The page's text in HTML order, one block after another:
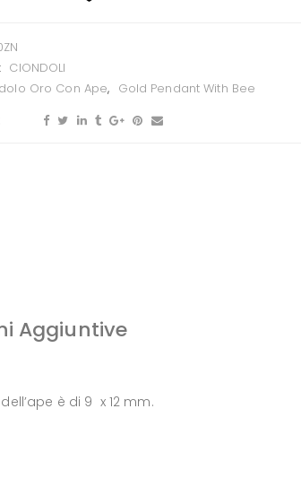
CIONDOLI
Oro Con Ape, Gold Pendant With Bee
Aggiuntive
è di 9 x 12 mm.